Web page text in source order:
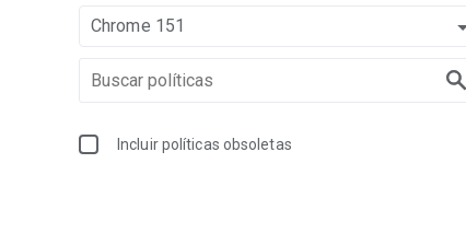
Chrome 151
Incluir políticas obsoletas